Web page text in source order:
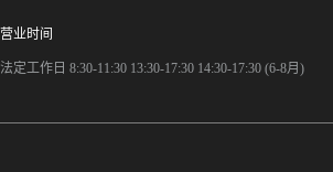
营业时间
法定工作日 8:30-11:30 13:30-17:30 14:30-17:30 (6-8月)